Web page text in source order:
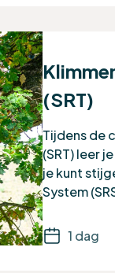
(SRT)
Tijdens de
(SRT) leer
je kunt
System
1 dag